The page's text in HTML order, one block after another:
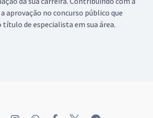
aprovação no concurso público que
título de especialista em sua área.